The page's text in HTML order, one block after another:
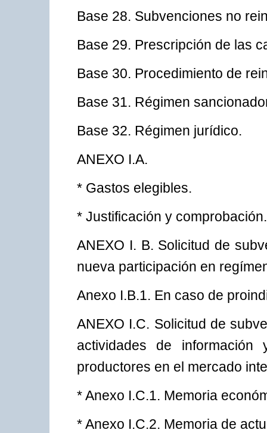
Base 28. Subvenciones no
Base 29. Prescripción de las
Base 30. Procedimiento de
Base 31. Régimen
Base 32. Régimen jurídico.
ANEXO I.A.
* Gastos elegibles.
* Justificación y comprobación.
ANEXO I. B. Solicitud de
nueva participación en
Anexo I.B.1. En caso de
ANEXO I.C. Solicitud de
actividades de
productores en el mercado
* Anexo I.C.1. Memoria
* Anexo I.C.2. Memoria de